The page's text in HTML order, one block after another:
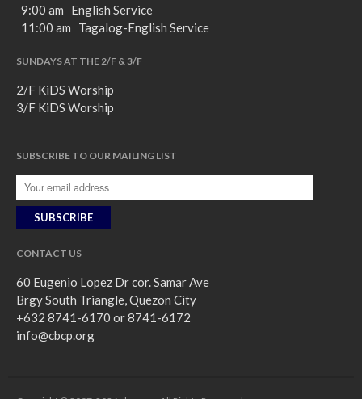
9:00 am English Service
11:00 am Tagalog-English Service
SUNDAYS AT THE 2/F & 3/F
2/F KiDS Worship
3/F KiDS Worship
SUBSCRIBE TO OUR MAILING LIST
CONTACT US
60 Eugenio Lopez Dr cor. Samar Ave
Brgy South Triangle, Quezon City
+632 8741-6170 or 8741-6172
info@cbcp.org